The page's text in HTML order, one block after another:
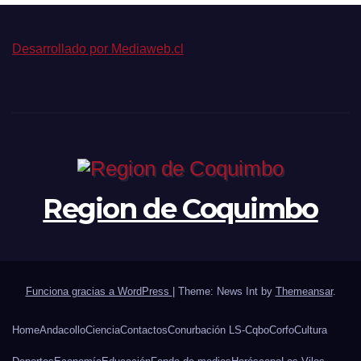
Desarrollado por Mediaweb.cl
Region de Coquimbo
Funciona gracias a WordPress Theme: News Int by Themeansar.
HomeAndacolloCienciaContactosConurbación LS-CqboCorfoCultura